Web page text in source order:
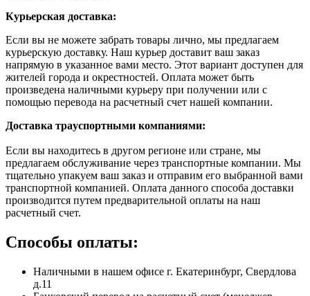
Курьерская доставка:
Если вы не можете забрать товары лично, мы предлагаем
курьерскую доставку. Наш курьер доставит ваш заказ
напрямую в указанное вами место. Этот вариант доступен для
жителей города и окрестностей. Оплата может быть
произведена наличными курьеру при получении или с
помощью перевода на расчетный счет нашей компании.
Доставка траyспортными компаниями:
Если вы находитесь в другом регионе или стране, мы
предлагаем обслуживание через транспортные компании. Мы
тщательно упакуем ваш заказ и отправим его выбранной вами
транспортной компанией. Оплата данного способа доставки
производится путем предварительной оплаты на наш
расчетный счет.
Способы оплаты:
Наличными в нашем офисе г. Екатеринбург, Свердлова
д.11